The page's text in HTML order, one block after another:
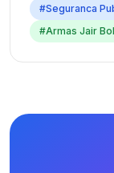
#Seguranca
#Armas Jair